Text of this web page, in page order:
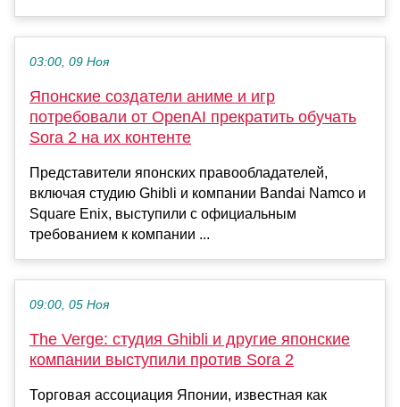
03:00, 09 Ноя
Японские создатели аниме и игр
потребовали от OpenAI прекратить обучать
Sora 2 на их контенте
Представители японских правообладателей,
включая студию Ghibli и компании Bandai Namco и
Square Enix, выступили с официальным
требованием к компании ...
09:00, 05 Ноя
The Verge: студия Ghibli и другие японские
компании выступили против Sora 2
Торговая ассоциация Японии, известная как